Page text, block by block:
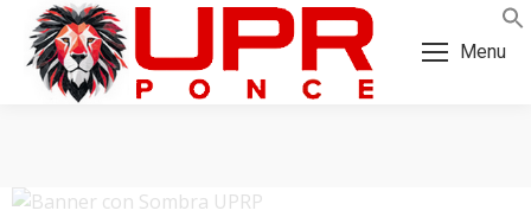
Skip
Content
Skip
navigation
Menu